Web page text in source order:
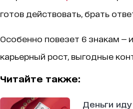
готов действовать, брать
Особенно повезет 6 знакам
карьерный рост, выгодные
Читайте также:
Деньги